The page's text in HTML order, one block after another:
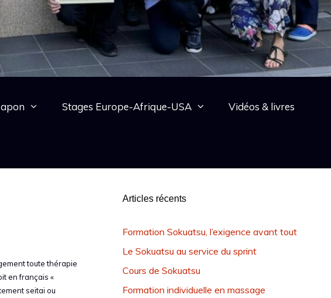
Stages Europe-Afrique-USA Vidéos & livres
toute thérapie
en français «
seitai ou
Articles récents
Formation Sokuatsu, l’exigence avant tout
Le Sokuatsu au service du sprint
Cours de Sokuatsu
Formation individuelle en massage